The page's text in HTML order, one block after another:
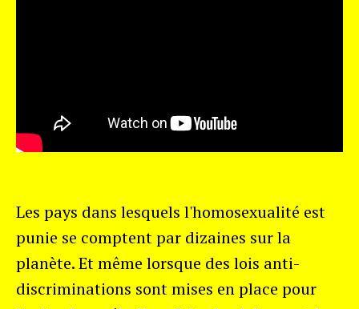
Les pays dans lesquels l'homosexualité est
punie se comptent par dizaines sur la
planète. Et même lorsque des lois anti-
discriminations sont mises en place pour